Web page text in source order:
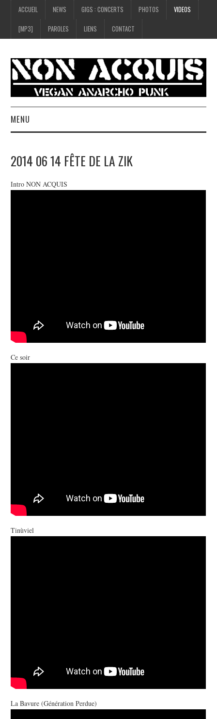
ACCUEIL NEWS GIGS : CONCERTS PHOTOS VIDEOS
[MP3] PAROLES LIENS CONTACT
MENU
NEWS
GIGS : CONCERTS
CONTACT
2014 06 14 FÊTE DE LA ZIK
Intro NON ACQUIS
Ce soir
Tinùviel
La Bavure (Génération Perdue)